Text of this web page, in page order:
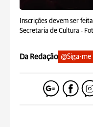
Inscrições devem ser
Secretaria de Cultura -
Da Redação @Siga-me